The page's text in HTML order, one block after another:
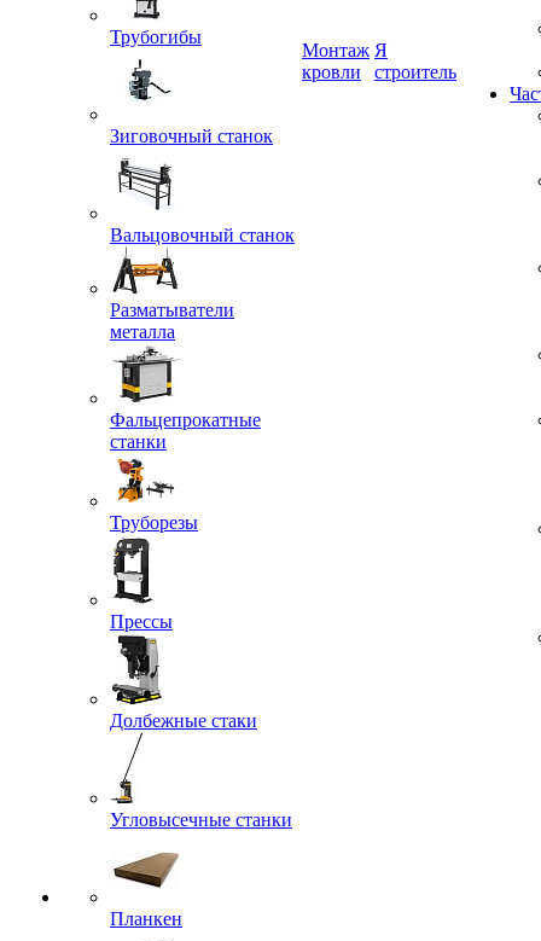
Трубогибы
Зиговочный станок
Вальцовочный станок
Разматыватели
металла
Фальцепрокатные
станки
Труборезы
Прессы
Долбежные стаки
Угловысечные станки
Планкен